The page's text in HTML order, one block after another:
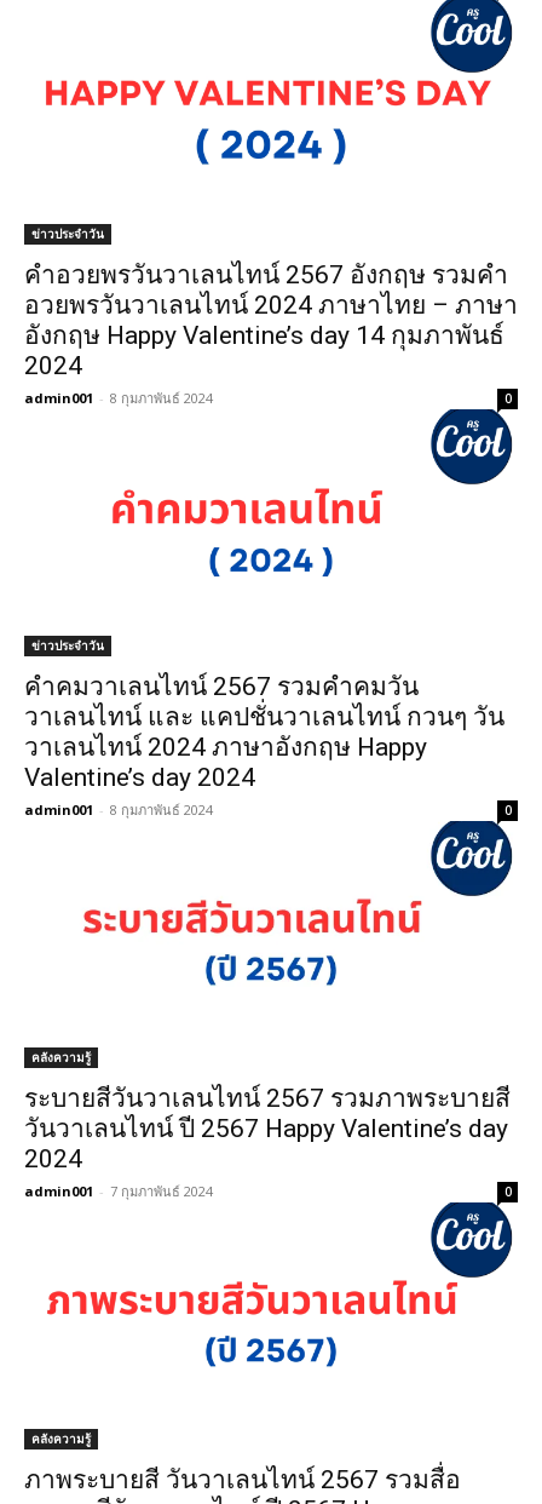
ข่าวประจำวัน
คําอวยพรวันวาเลนไทน์ 2567 อังกฤษ รวมคํา
อวยพรวันวาเลนไทน์ 2024 ภาษาไทย – ภาษา
อังกฤษ Happy Valentine’s day 14 กุมภาพันธ์
2024
admin001 - 8 กุมภาพันธ์ 2024 0
ข่าวประจำวัน
คําคมวาเลนไทน์ 2567 รวมคําคมวัน
วาเลนไทน์ และ แคปชั่นวาเลนไทน์ กวนๆ วัน
วาเลนไทน์ 2024 ภาษาอังกฤษ Happy
Valentine’s day 2024
admin001 - 8 กุมภาพันธ์ 2024 0
คลังความรู้
ระบายสีวันวาเลนไทน์ 2567 รวมภาพระบายสี
วันวาเลนไทน์ ปี 2567 Happy Valentine’s day
2024
admin001 - 7 กุมภาพันธ์ 2024 0
คลังความรู้
ภาพระบายสี วันวาเลนไทน์ 2567 รวมสื่อ